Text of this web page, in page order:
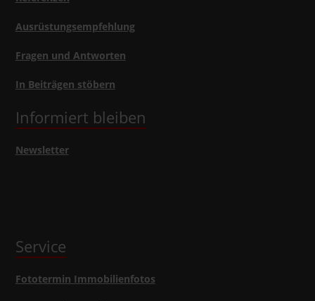
Ausrüstungsempfehlung
Fragen und Antworten
In Beiträgen stöbern
Informiert bleiben
Newsletter
Service
Fototermin Immobilienfotos